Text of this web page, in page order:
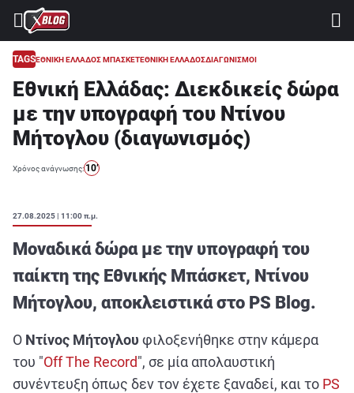
⚽ ΜΟΥΝΤΙΑΛ 2026
ΣΤΟΙΧΗΜΑ
CASINO
ΠΡΟΓΝΩΣΤΙΚΑ ΤIPSTERS
ΠΡΟΓΝΩΣΤΙΚΑ ΚΑΤΗΓΟΡΙΕΣ
ΔΙΑΓΩΝΙΣΜΟΙ
TSILI LEAGUE
RETRO
BLOGS
ΑΘΛΗΤΙΚΑ
ΣΥΝΕΝΤΕΥΞΕΙΣ
TAGSΕΘΝΙΚΗ ΕΛΛΑΔΟΣ ΜΠΑΣΚΕΤΕΘΝΙΚΗ ΕΛΛΑΔΟΣΔΙΑΓΩΝΙΣΜΟΙ
Εθνική Ελλάδας: Διεκδικείς δώρα
με την υπογραφή του Ντίνου
Μήτογλου (διαγωνισμός)
Χρόνος ανάγνωσης:10’
27.08.2025 | 11:00 π.μ.
Μοναδικά δώρα με την υπογραφή του
παίκτη της Εθνικής Μπάσκετ, Ντίνου
Μήτογλου, αποκλειστικά στο PS Blog.
Ο Ντίνος Μήτογλου φιλοξενήθηκε στην κάμερα
του "Off The Record", σε μία απολαυστική
συνέντευξη όπως δεν τον έχετε ξαναδεί, και το PS